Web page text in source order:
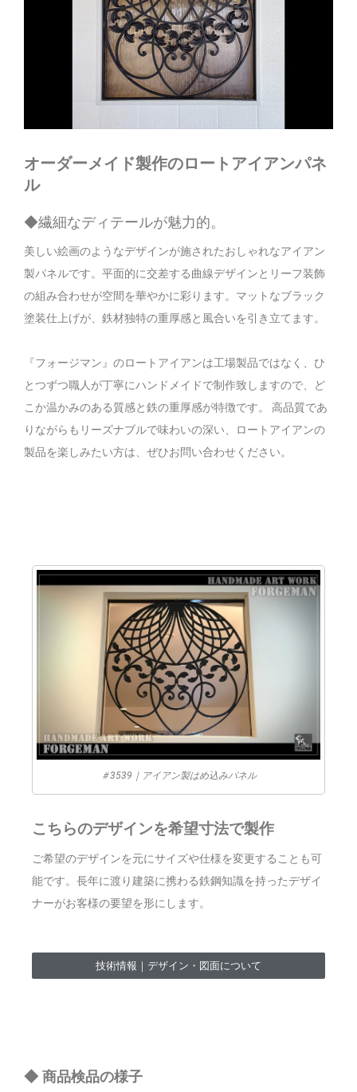
オーダーメイド製作のロートアイアンパネ
ル
◆繊細なディテールが魅力的。
美しい絵画のようなデザインが施されたおしゃれなアイアン
製パネルです。平面的に交差する曲線デザインとリーフ装飾
の組み合わせが空間を華やかに彩ります。マットなブラック
塗装仕上げが、鉄材独特の重厚感と風合いを引き立てます。
『フォージマン』のロートアイアンは工場製品ではなく、ひ
とつずつ職人が丁寧にハンドメイドで制作致しますので、ど
こか温かみのある質感と鉄の重厚感が特徴です。 高品質であ
りながらもリーズナブルで味わいの深い、ロートアイアンの
製品を楽しみたい方は、ぜひお問い合わせください。
＃3539｜アイアン製はめ込みパネル
こちらのデザインを希望寸法で製作
ご希望のデザインを元にサイズや仕様を変更することも可
能です。長年に渡り建築に携わる鉄鋼知識を持ったデザイ
ナーがお客様の要望を形にします。
技術情報｜デザイン・図面について
◆ 商品検品の様子